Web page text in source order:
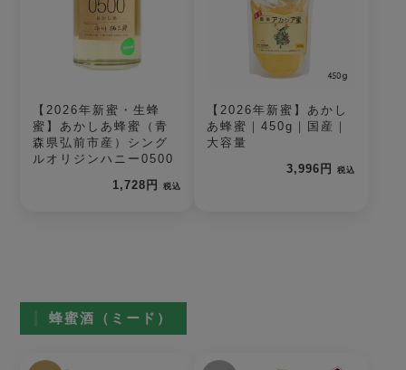
【2026年新蜜・生蜂
蜜】あかしあ蜂蜜（青
森県弘前市産）シング
ルオリジンハニー0500
1,728円
税込
【2026年新蜜】あかし
あ蜂蜜｜450g｜国産｜
大容量
3,996円
税込
蜂蜜酒（ミード）